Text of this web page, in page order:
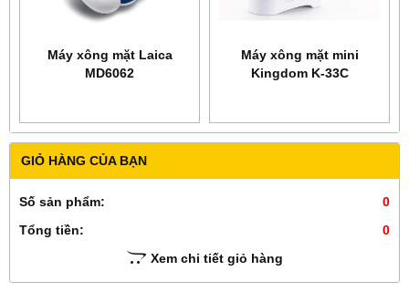
GIỎ HÀNG CỦA BẠN
Số sản phẩm:
0
Tổng tiền:
0
Xem chi tiết giỏ hàng
Máy xông mặt Laica
MD6062
Máy xông mặt mini
Kingdom K-33C